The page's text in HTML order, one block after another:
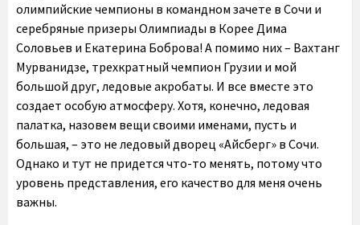
олимпийские чемпионы в командном зачете в Сочи и
серебряные призеры Олимпиады в Корее Дима
Соловьев и Екатерина Боброва! А помимо них – Вахтанг
Мурванидзе, трехкратный чемпион Грузии и мой
большой друг, ледовые акробаты. И все вместе это
создает особую атмосферу. Хотя, конечно, ледовая
палатка, назовем вещи своими именами, пусть и
большая, – это не ледовый дворец «Айсберг» в Сочи.
Однако и тут не придется что-то менять, потому что
уровень представления, его качество для меня очень
важны.